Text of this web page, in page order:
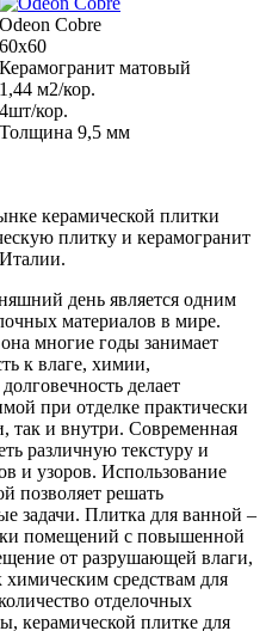
Odeon Cobre
60x60
Керамогранит матовый
1,44 м2/кор.
4шт/кор.
Толщина 9,5 мм
керамической плитки
плитку и керамогранит
день является одним
материалов в мире.
многие годы занимает
к влаге, химии,
делает
при отделке практически
и внутри. Современная
различную текстуру и
и узоров. Использование
позволяет решать
задачи. Плитка для ванной –
помещений с повышенной
от разрушающей влаги,
химическим средствам для
отделочных
керамической плитке для